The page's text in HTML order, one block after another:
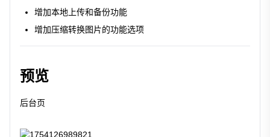
增加本地上传和备份功能
增加压缩转换图片的功能选项
预览
后台页